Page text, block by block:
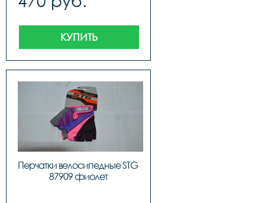
КУПИТЬ
Перчатки велосипедные STG
87909 фиолет